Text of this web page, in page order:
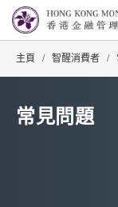
主頁 / 智醒消費者 /
常見問題